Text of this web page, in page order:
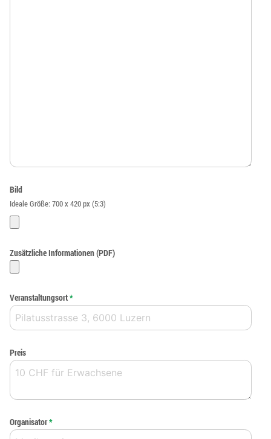
Bild
Ideale Größe: 700 x 420 px (5:3)
Zusätzliche Informationen (PDF)
Veranstaltungsort*
Preis
Organisator*